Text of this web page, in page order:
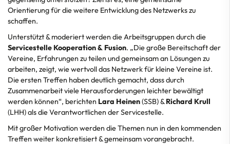
Orientierung für die weitere Entwicklung des Netzwerks zu
schaffen.
Unterstützt & moderiert werden die Arbeitsgruppen durch die
Servicestelle Kooperation & Fusion. „Die große Bereitschaft der
Vereine, Erfahrungen zu teilen und gemeinsam an Lösungen zu
arbeiten, zeigt, wie wertvoll das Netzwerk für kleine Vereine ist.
Die ersten Treffen haben deutlich gemacht, dass durch
Zusammenarbeit viele Herausforderungen leichter bewältigt
werden können“, berichten Lara Heinen(SSB) &Richard Krull
(LHH) als die Verantwortlichen der Servicestelle.
Mit großer Motivation werden die Themen nun in den kommenden
Treffen weiter konkretisiert & gemeinsam vorangebracht.